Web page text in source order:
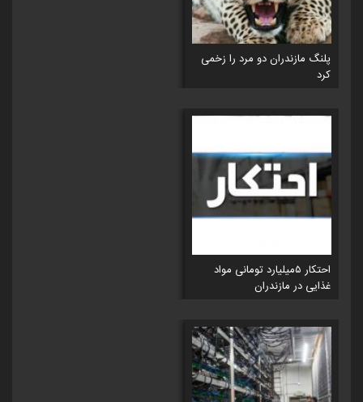
پلنگ مازندران دو مرد را زخمی
کرد
احتکار ۵میلیارد تومانی مواد
غذایی در مازندران